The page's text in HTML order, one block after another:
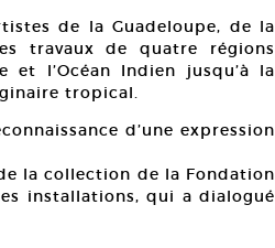
de la Guadeloupe, de la
travaux de quatre régions
l’Océan Indien jusqu’à la
tropical.
d’une expression
la collection de la Fondation
installations, qui a dialogué